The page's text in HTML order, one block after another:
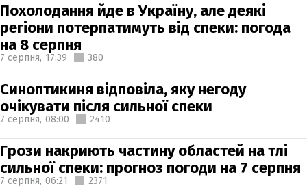
Похолодання йде в Україну, але деякі
регіони потерпатимуть від спеки: погода
на 8 серпня
7 серпня, 17:39 380
Синоптикиня відповіла, яку негоду
очікувати після сильної спеки
7 серпня, 08:00 2410
Грози накриють частину областей на тлі
сильної спеки: прогноз погоди на 7 серпня
7 серпня, 06:21 2371